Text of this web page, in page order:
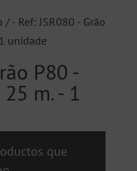
- Ref: JSR080 - Grão
unidade
P80 -
m. - 1
que